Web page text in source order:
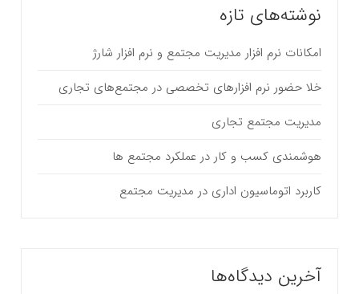
نوشته‌های تازه
امکانات نرم افزار مدیریت مجتمع و نرم افزار شارژ
خلا حضور نرم افزارهای تخصصی در مجتمع‌های تجاری
مدیریت مجتمع تجاری
هوشمندی کسب و کار در عملکرد مجتمع ها
کاربرد اتوماسیون اداری در مدیریت مجتمع
آخرین دیدگاه‌ها